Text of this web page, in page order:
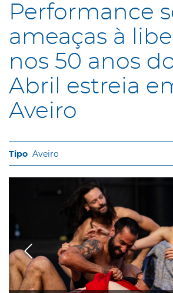
Performance
ameaças à
nos 50 anos
Abril estreia
Aveiro
Aveiro